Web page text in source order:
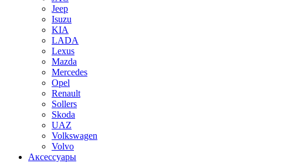
Jeep
Isuzu
KIA
LADA
Lexus
Mazda
Mercedes
Opel
Renault
Sollers
Skoda
UAZ
Volkswagen
Volvo
Аксессуары